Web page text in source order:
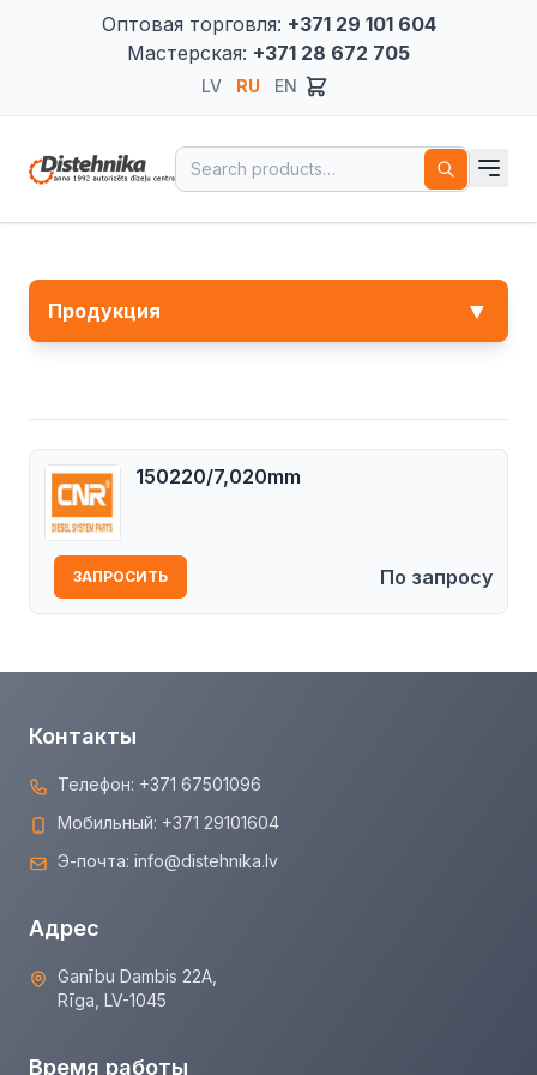
Оптовая торговля: +371 29 101 604
Мастерская: +371 28 672 705
LV RU EN
Search for:
Продукция ▼
150220/7,020mm
По запросу
ЗАПРОСИТЬ
Контакты
Телефон: +371 67501096
Мобильный: +371 29101604
Э-почта: info@distehnika.lv
Адрес
Ganību Dambis 22A,
Rīga, LV-1045
Время работы